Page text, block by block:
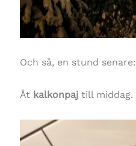
Och så, en stund senare:
Åt kalkonpajtill middag.